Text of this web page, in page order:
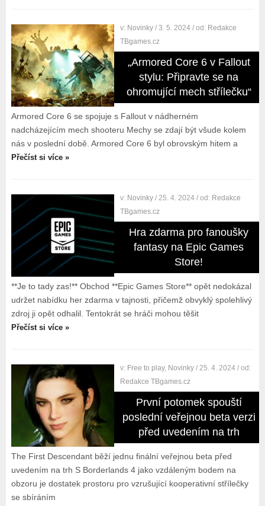
v: Novinky / 3. 5. 2024 / od: Redakce
TBgames.cz
„Armored Core 6 v Fallout
stylu: Připravte se na
ohromující mech střílečku“
Armored Core 6 se spojuje s Fallout v nádherném
nadcházejícím mech shooteru Mechy se zdají být všude kolem
nás v poslední době. Armored Core 6 byl obrovským hitem a
Přečíst si více »
v: Novinky / 25. 4. 2024 / od: Redakce
TBgames.cz
Hra zdarma pro fanoušky
fantasy na Epic Games
Store!
**Je to tady zas!** Obchod **Epic Games Store** opět nedokázal
udržet nabídku her zdarma v tajnosti, přičemž obvyklý spolehlivý
zdroj ji opět odhalil. Tentokrát se hráči mohou těšit
Přečíst si více »
v: Free to play, Novinky / 25. 4. 2024 / od:
Redakce TBgames.cz
První potomek spouští
poslední veřejnou beta verzi
před uvedením na trh
The First Descendant běží jednu finální veřejnou beta před
uvedením na trh S Borderlands 4 jako vzdáleným bodem na
obzoru je dostatek prostoru pro vzrušující kooperativní střílečky
se sbíráním